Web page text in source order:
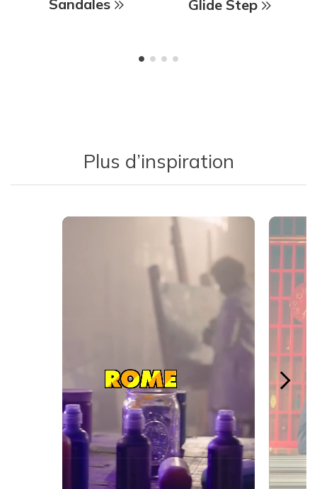
Sandales Glide Step
Plus d’inspiration
Media Carousel
Carousel with product photos. Use the previous and next